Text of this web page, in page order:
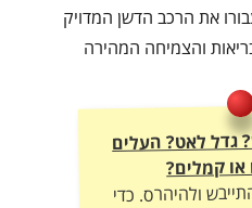
את הרכב הדשן המדויק
והצמיחה המהירה
גדל לאט? העלים
קמלים?
ולהיהרס. כדי
יבול עשיר
להתאים לו את